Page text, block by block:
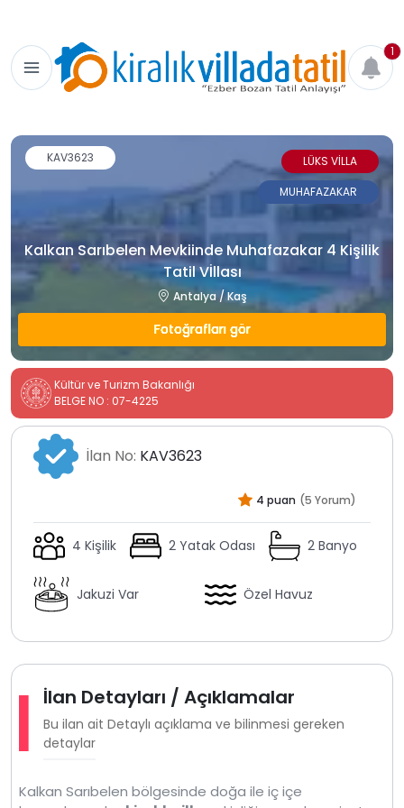
1
Kalkan Sarıbelen Mevkiinde Muhafazakar 4 Kişilik
Tatil Vİllası
Antalya / Kaş
Fotoğrafları gör
KAV3623
LÜKS VİLLA
MUHAFAZAKAR
Kültür ve Turizm Bakanlığı
BELGE NO : 07-4225
İlan No: KAV3623
4 puan (5 Yorum)
4 Kişilik 2 Yatak Odası 2 Banyo
Jakuzi Var Özel Havuz
İlan Detayları / Açıklamalar
Bu ilan ait Detaylı açıklama ve bilinmesi gereken
detaylar
Kalkan Sarıbelen bölgesinde doğa ile iç içe